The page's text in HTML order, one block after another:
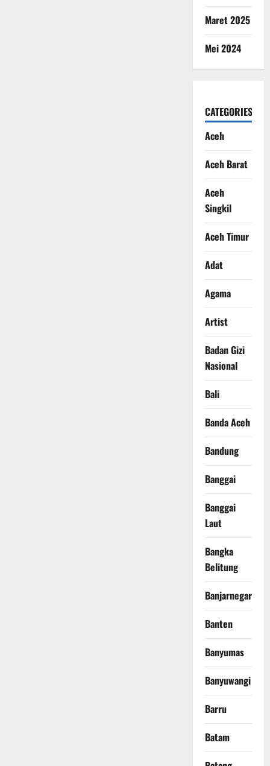
Maret 2025
Mei 2024
CATEGORIES
Aceh
Aceh Barat
Aceh
Singkil
Aceh Timur
Adat
Agama
Artist
Badan Gizi
Nasional
Bali
Banda Aceh
Bandung
Banggai
Banggai
Laut
Bangka
Belitung
Banjarnegara
Banten
Banyumas
Banyuwangi
Barru
Batam